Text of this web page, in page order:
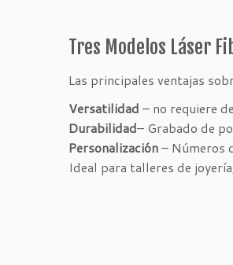
Tres Modelos Láser
Las principales ventajas
Versatilidad – no requiere
Durabilidad– Grabado de
Personalización– Números
Ideal para talleres de